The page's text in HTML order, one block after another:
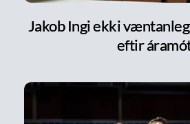
Jakob Ingi ekki
eftir